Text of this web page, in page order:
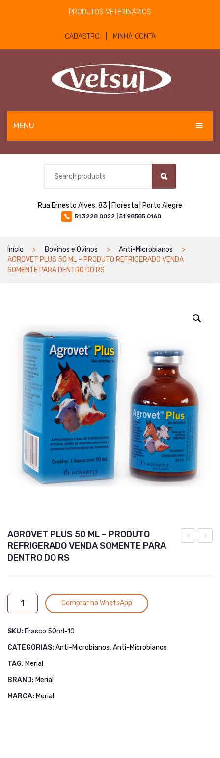
PRODUTOS VETERINÁRIOS
CADASTRO | MINHA CONTA
MENU
EQUINOS
BOVINOS E OVINOS
MATERIAIS E EQUIPAMENTOS
Rua Ernesto Alves, 83 | Floresta | Porto Alegre
51 3228.0022 | 51 98585.0160
Início Bovinos e Ovinos
Anti-Microbianos
AGROVET PLUS 50 ML – PRODUTO REFRIGERADO VENDA
SOMENTE PARA DENTRO DO RS
AGROVET PLUS 50 ML – PRODUTO
REFRIGERADO VENDA SOMENTE PARA
DENTRO DO RS
AGROVET
PLUS
ML
-
REFRIGERADO
VENDA
Comprar no WhatsApp
SKU: Frasco 50ml-10
CATEGORIAS: Anti-Microbianos, Anti-Microbianos
TAG: Merial
BRAND: Merial
MARCA: Merial